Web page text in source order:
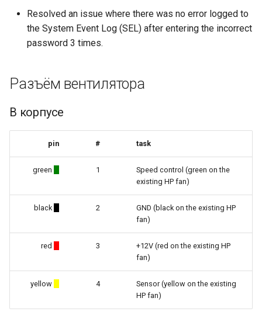
Resolved an issue where there was no error logged to
the System Event Log (SEL) after entering the incorrect
password 3 times.
Разъём вентилятора
В корпусе
pin # task
green 1
Speed control (green on the
existing HP fan)
black 2
GND (black on the existing HP
fan)
red 3
+12V (red on the existing HP
fan)
yellow 4
Sensor (yellow on the existing
HP fan)